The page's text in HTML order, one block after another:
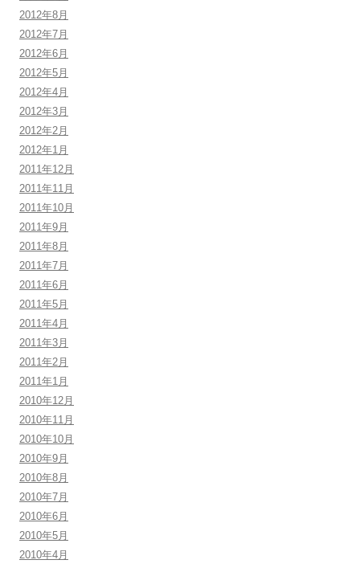
2012年8月
2012年7月
2012年6月
2012年5月
2012年4月
2012年3月
2012年2月
2012年1月
2011年12月
2011年11月
2011年10月
2011年9月
2011年8月
2011年7月
2011年6月
2011年5月
2011年4月
2011年3月
2011年2月
2011年1月
2010年12月
2010年11月
2010年10月
2010年9月
2010年8月
2010年7月
2010年6月
2010年5月
2010年4月